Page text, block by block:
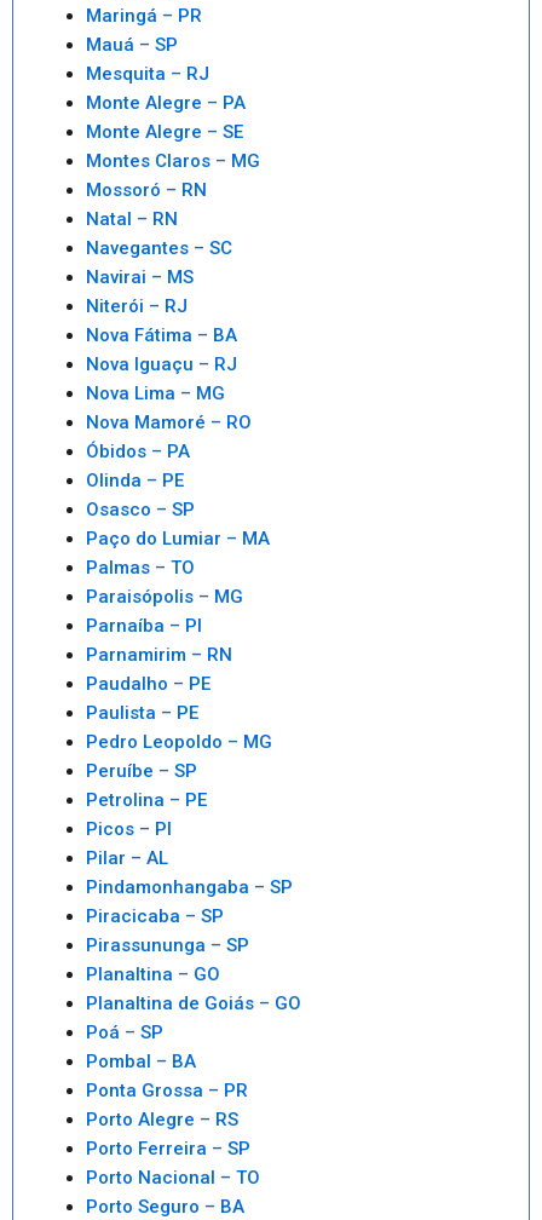
Maringá – PR
Mauá – SP
Mesquita – RJ
Monte Alegre – PA
Monte Alegre – SE
Montes Claros – MG
Mossoró – RN
Natal – RN
Navegantes – SC
Navirai – MS
Niterói – RJ
Nova Fátima – BA
Nova Iguaçu – RJ
Nova Lima – MG
Nova Mamoré – RO
Óbidos – PA
Olinda – PE
Osasco – SP
Paço do Lumiar – MA
Palmas – TO
Paraisópolis – MG
Parnaíba – PI
Parnamirim – RN
Paudalho – PE
Paulista – PE
Pedro Leopoldo – MG
Peruíbe – SP
Petrolina – PE
Picos – PI
Pilar – AL
Pindamonhangaba – SP
Piracicaba – SP
Pirassununga – SP
Planaltina – GO
Planaltina de Goiás – GO
Poá – SP
Pombal – BA
Ponta Grossa – PR
Porto Alegre – RS
Porto Ferreira – SP
Porto Nacional – TO
Porto Seguro – BA